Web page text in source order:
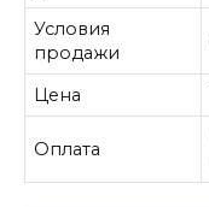
Условия
продажи
Цена
Оплата